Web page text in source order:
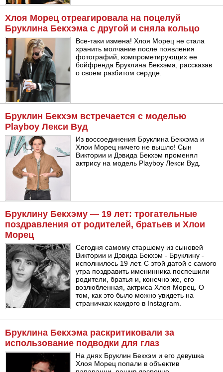
Хлоя Морец отреагировала на поцелуй
Бруклина Бекхэма с другой и сняла кольцо
Все-таки измена! Хлоя Морец не стала
хранить молчание после появления
фотографий, компрометирующих ее
бойфренда Бруклина Бекхэма, рассказав
о своем разбитом сердце.
Бруклин Бекхэм встречается с моделью
Playboy Лекси Вуд
Из воссоединения Бруклина Бекхэма и
Хлои Морец ничего не вышло! Сын
Виктории и Дэвида Бекхэм променял
актрису на модель Playboy Лекси Вуд.
Бруклину Бекхэму — 19 лет: трогательные
поздравления от родителей, братьев и Хлои
Морец
Сегодня самому старшему из сыновей
Виктории и Дэвида Бекхэм - Бруклину -
исполнилось 19 лет. С этой датой с самого
утра поздравить именинника поспешили
родители, братья и, конечно же, его
возлюбленная, актриса Хлоя Морец. О
том, как это было можно увидеть на
страничках каждого в Instagram.
Бруклина Бекхэма раскритиковали за
использование подводки для глаз
На днях Бруклин Бекхэм и его девушка
Хлоя Морец попали в объектив